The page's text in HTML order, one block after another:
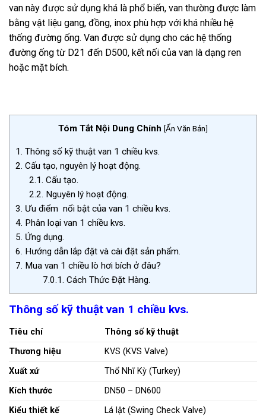
van này được sử dụng khá là phổ biến, van thường được làm
bằng vật liệu gang, đồng, inox phù hợp với khá nhiều hệ
thống đường ống. Van được sử dụng cho các hệ thống
đường ống từ D21 đến D500, kết nối của van là dạng ren
hoặc mặt bích.
Tóm Tắt Nội Dung Chính [Ẩn Văn Bản]
1. Thông số kỹ thuật van 1 chiều kvs.
2. Cấu tạo, nguyên lý hoạt động.
2.1. Cấu tạo.
2.2. Nguyên lý hoạt động.
3. Ưu điểm nổi bật của van 1 chiều kvs.
4. Phân loại van 1 chiều kvs.
5. Ứng dụng.
6. Hướng dẫn lắp đặt và cài đặt sản phẩm.
7. Mua van 1 chiều lò hơi bích ở đâu?
7.0.1. Cách Thức Đặt Hàng.
Thông số kỹ thuật van 1 chiều kvs.
Tiêu chí
Thông số kỹ thuật
Thương hiệu
KVS (KVS Valve)
Xuất xứ
Thổ Nhĩ Kỳ (Turkey)
Kích thước
DN50 – DN600
Kiểu thiết kế
Lá lật (Swing Check Valve)